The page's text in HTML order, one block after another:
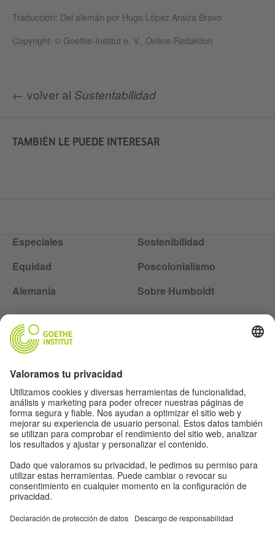
Traducción: Del alemán por Hugo López Araiza Bravo
Copyright: © Goethe-Institut e. V., Online-Redaktion
← volver al Sustentabilidad
TAMBIÉN LE PUEDE INTERESAR
Especiales
Sostenibilidad
Equidad
Poscolonialismo
Alemania
Sobre Humboldt
Aviso legal
Protección de datos
Condiciones de uso
Proteção de dados
Siga la revista Humboldt en las redes sociales
Otras publicaciones del Goethe-Institut